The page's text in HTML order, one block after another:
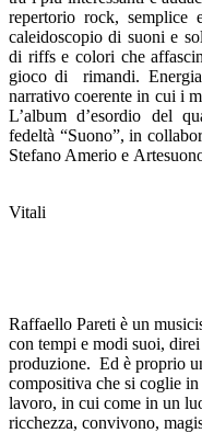
repertorio rock,
caleidoscopio di suoni e
di riffs e colori che
gioco di rimandi.
narrativo coerente in cui i
L’album d’esordio del
fedeltà “Suono”, in
Stefano Amerio e
Vitali
Raffaello Pareti è un
con tempi e modi suoi,
produzione. Ed è proprio
compositiva che si coglie
lavoro, in cui come in un
ricchezza, convivono,